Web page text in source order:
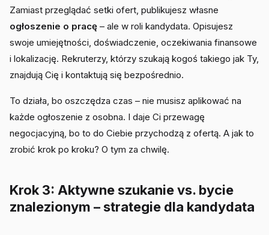
Zamiast przeglądać setki ofert, publikujesz własne
ogłoszenie o pracę – ale w roli kandydata. Opisujesz
swoje umiejętności, doświadczenie, oczekiwania finansowe
i lokalizację. Rekruterzy, którzy szukają kogoś takiego jak Ty,
znajdują Cię i kontaktują się bezpośrednio.
To działa, bo oszczędza czas – nie musisz aplikować na
każde ogłoszenie z osobna. I daje Ci przewagę
negocjacyjną, bo to do Ciebie przychodzą z ofertą. A jak to
zrobić krok po kroku? O tym za chwilę.
Krok 3: Aktywne szukanie vs. bycie
znalezionym – strategie dla kandydata